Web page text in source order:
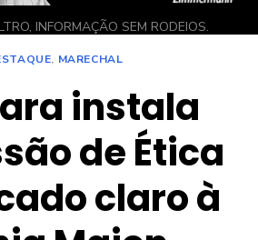
INFORMAÇÃO SEM RODEIOS.
, MARECHAL
instala
de Ética
claro à